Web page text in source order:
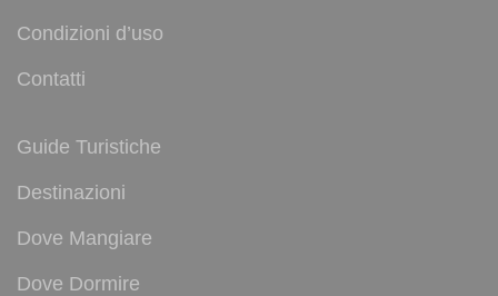
Condizioni d’uso
Contatti
Guide Turistiche
Destinazioni
Dove Mangiare
Dove Dormire